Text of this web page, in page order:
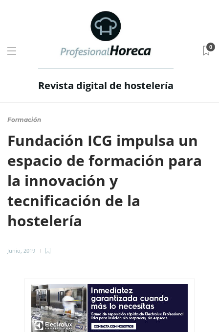
Revista digital de hostelería
0
Formación
Fundación ICG impulsa un
espacio de formación para
la innovación y
tecnificación de la
hostelería
Junio, 2019